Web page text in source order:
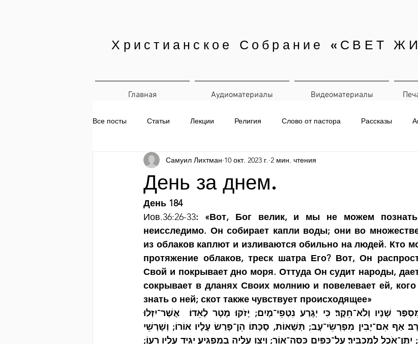
Христианское Собрание «СВЕТ
Главная Аудиоматериалы Видеоматериалы
Все посты Статьи Лекции Религия Слово от пастора Рассказы
Печатные материалы Ежедневная рассылка
День за днем.
Самуил Лихтман 10 окт. 2023 г. 2 мин. чтения
День 184
Иов.36:26-33: «Вот, Бог велик, и мы не можем
неисследимо. Он собирает капли воды; они во
из облаков каплют и изливаются обильно на людей. Кто
протяжение облаков, треск шатра Его? Вот, Он
Свой и покрывает дно моря. Оттуда Он судит народы,
сокрывает в дланях Своих молнию и повелевает ей, кого
знать о ней; скот также чувствует происходящее»
"הֶן־אֵל שַׂגִּיא וְלֹא נֵדָע; מִסְפַּר שָׁנָיו וְלֹא־חֵקֶר׃ כִּי יְגָרַע נִטְפֵי־מָיִם; יָזֹקּוּ מָטָר לְאֵדוֹ׃  אֲשֶׁר־יִזְּלוּ